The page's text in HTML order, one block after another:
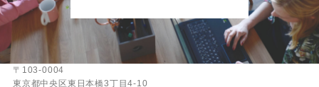
〒103-0004
東京都中央区東日本橋3丁目4-10